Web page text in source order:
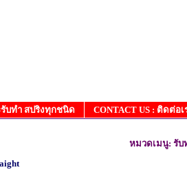
รับทำ สปริงทุกชนิด
CONTACT US : ติดต่อ
หมวดเมนู: รับ